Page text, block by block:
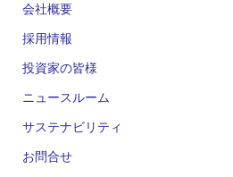
会社概要
採用情報
投資家の皆様
ニュースルーム
サステナビリティ
お問合せ